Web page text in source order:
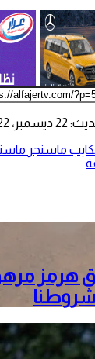
2022
ماسنجر
هرمز